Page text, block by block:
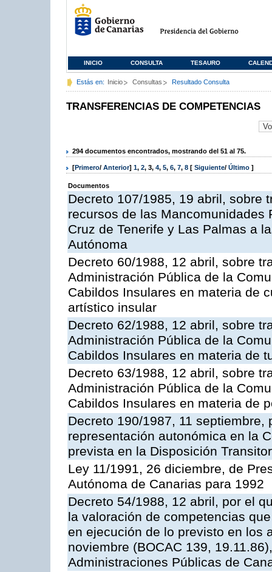
INICIO CONSULTA TESAURO
Estás en: Inicio Consultas Resultado Consulta
TRANSFERENCIAS DE COMPETENCIAS
294 documentos encontrados, mostrando del 51 al 75.
[Primero/ Anterior] 1, 2, 3, 4, 5, 6, 7, 8 [ Siguiente/ Último ]
Documentos
Decreto 107/1985, 19 abril, sobre
recursos de las
Cruz de Tenerife y Las Palmas a
Autónoma
Decreto 60/1988, 12 abril, sobre
Administración Pública de la
Cabildos Insulares en materia de
artístico insular
Decreto 62/1988, 12 abril, sobre
Administración Pública de la
Cabildos Insulares en materia de
Decreto 63/1988, 12 abril, sobre
Administración Pública de la
Cabildos Insulares en materia de
Decreto 190/1987, 11
representación autonómica en la
prevista en la Disposición
Ley 11/1991, 26 diciembre, de
Autónoma de Canarias para 1992
Decreto 54/1988, 12 abril, por el
la valoración de competencias
en ejecución de lo previsto en los
noviembre (BOCAC 139,
Administraciones Públicas de